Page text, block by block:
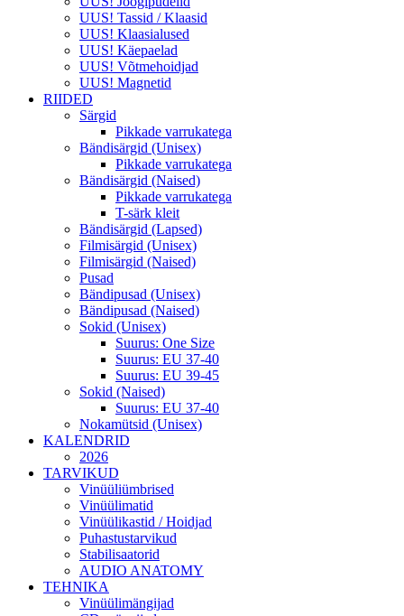
UUS! Tassid / Klaasid
UUS! Klaasialused
UUS! Käepaelad
UUS! Võtmehoidjad
UUS! Magnetid
RIIDED
Särgid
Pikkade varrukatega
Bändisärgid (Unisex)
Pikkade varrukatega
Bändisärgid (Naised)
Pikkade varrukatega
T-särk kleit
Bändisärgid (Lapsed)
Filmisärgid (Unisex)
Filmisärgid (Naised)
Pusad
Bändipusad (Unisex)
Bändipusad (Naised)
Sokid (Unisex)
Suurus: One Size
Suurus: EU 37-40
Suurus: EU 39-45
Sokid (Naised)
Suurus: EU 37-40
Nokamütsid (Unisex)
KALENDRID
2026
TARVIKUD
Vinüüliümbrised
Vinüülimatid
Vinüülikastid / Hoidjad
Puhastustarvikud
Stabilisaatorid
AUDIO ANATOMY
TEHNIKA
Vinüülimängijad